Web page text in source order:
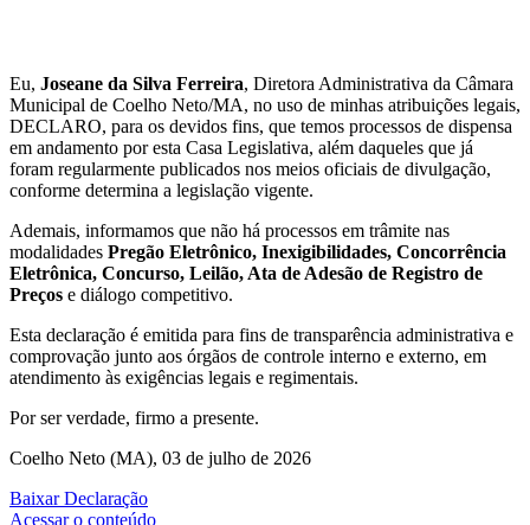
Eu, Joseane da Silva Ferreira, Diretora Administrativa da Câmara
Municipal de Coelho Neto/MA, no uso de minhas atribuições legais,
DECLARO, para os devidos fins, que temos processos de dispensa
em andamento por esta Casa Legislativa, além daqueles que já
foram regularmente publicados nos meios oficiais de divulgação,
conforme determina a legislação vigente.
Ademais, informamos que não há processos em trâmite nas
modalidades Pregão Eletrônico, Inexigibilidades, Concorrência
Eletrônica, Concurso, Leilão, Ata de Adesão de Registro de
Preços e diálogo competitivo.
Esta declaração é emitida para fins de transparência administrativa e
comprovação junto aos órgãos de controle interno e externo, em
atendimento às exigências legais e regimentais.
Por ser verdade, firmo a presente.
Coelho Neto (MA), 03 de julho de 2026
Baixar Declaração
Acessar o conteúdo